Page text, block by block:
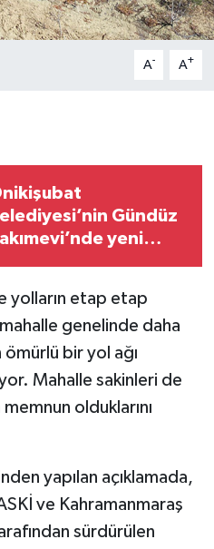
A- A+
Gündüz
yeni
yolların etap etap
genelinde daha
bir yol ağı
Mahalle sakinleri de
olduklarını
yapılan açıklamada,
ve Kahramanmaraş
sürdürülen